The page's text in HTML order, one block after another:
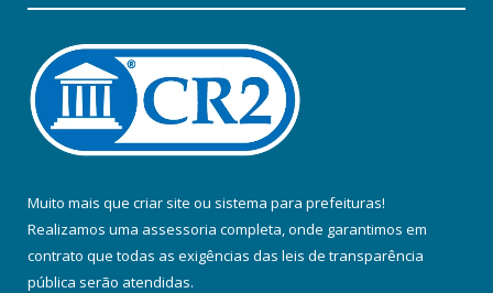
Muito mais que criar site ou sistema para prefeituras!
Realizamos uma assessoria completa, onde garantimos em
contrato que todas as exigências das leis de transparência
pública serão atendidas.